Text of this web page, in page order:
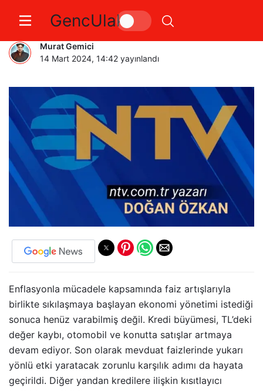
GencUlak
Ekonomi gerçekten sıkılaştı mı?
Murat Gemici
14 Mart 2024, 14:42 yayınlandı
Enflasyonla mücadele kapsamında faiz artışlarıyla
birlikte sıkılaşmaya başlayan ekonomi yönetimi istediği
sonuca henüz varabilmiş değil. Kredi büyümesi, TL’deki
değer kaybı, otomobil ve konutta satışlar artmaya
devam ediyor. Son olarak mevduat faizlerinde yukarı
yönlü etki yaratacak zorunlu karşılık adımı da hayata
geçirildi. Diğer yandan kredilere ilişkin kısıtlayıcı